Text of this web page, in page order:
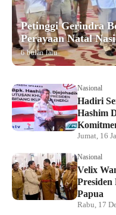
Petinggi Gerindra
Perayaan Natal
6 bulan lalu
Nasional
Hadiri
Hashim
Jumat, 16
Nasional
Velix
Presiden
Papua
Rabu, 17